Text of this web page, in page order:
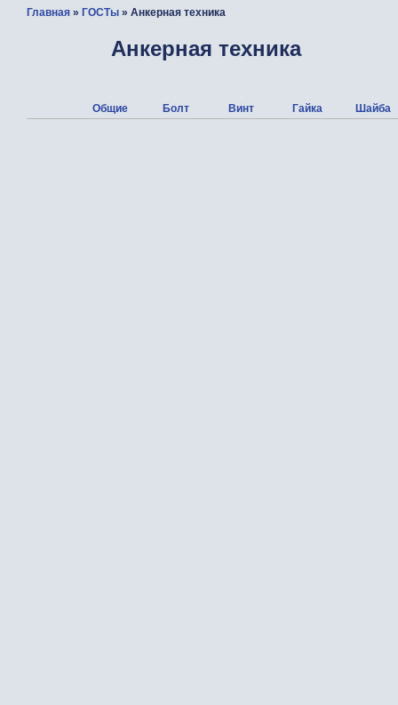
Главная » ГОСТы » Анкерная техника
Анкерная техника
Общие Болт Винт Гайка Шайба